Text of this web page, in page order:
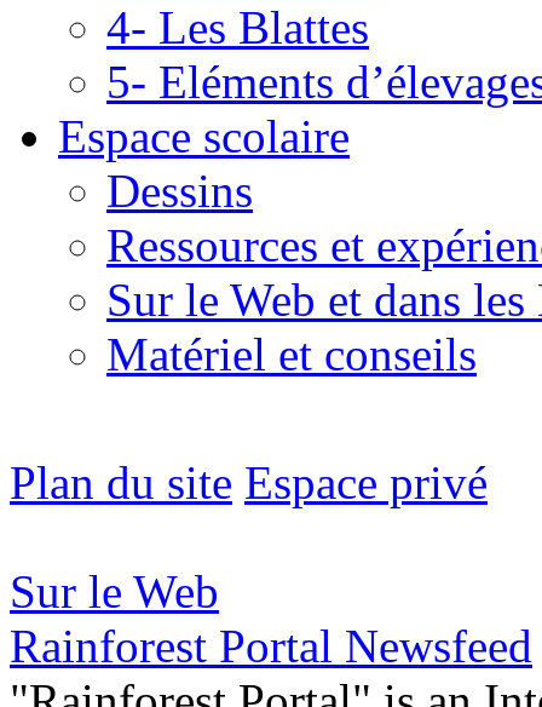
4- Les Blattes
5- Eléments
Espace scolaire
Dessins
Ressources et
Sur le Web et dans
Matériel et conseils
Plan du site Espace privé
Sur le Web
Rainforest Portal Newsfeed